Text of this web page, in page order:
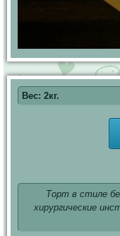
Вес: 2кг.
Торт в стиле
хирургические